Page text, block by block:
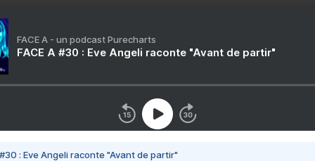
FACE A - un podcast Purecharts
FACE A #30 : Eve Angeli raconte "Avant de partir"
#30 : Eve Angeli raconte "Avant de partir"